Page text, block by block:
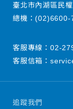
追蹤我們
臺北市內湖區民
總機：(02)6600-
客服專線： 02-
客服信箱：